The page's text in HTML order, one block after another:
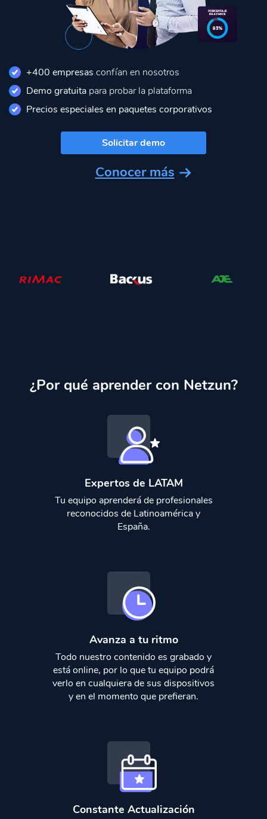
+400 empresas confían en nosotros
Demo gratuita para probar la plataforma
Precios especiales en paquetes corporativos
Solicitar demo
Conocer más
¿Por qué aprender con Netzun?
Expertos de LATAM
Tu equipo aprenderá de profesionales
reconocidos de Latinoamérica y
España.
Avanza a tu ritmo
Todo nuestro contenido es grabado y
está online, por lo que tu equipo podrá
verlo en cualquiera de sus dispositivos
y en el momento que prefieran.
Constante Actualización